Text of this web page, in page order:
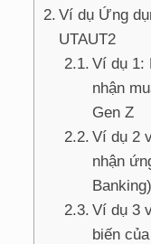
Ví dụ Ứng
UTAUT2
Ví dụ 1:
nhận
Gen Z
Ví dụ 2
nhận
Ví dụ 3
biến